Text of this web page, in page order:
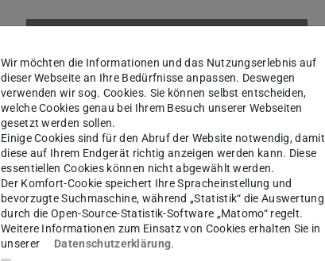
PROTECT
Wir möchten die Informationen und das Nutzungserlebnis auf
dieser Webseite an Ihre Bedürfnisse anpassen. Deswegen
verwenden wir sog. Cookies. Sie können selbst entscheiden,
welche Cookies genau bei Ihrem Besuch unserer Webseiten
gesetzt werden sollen.
Einige Cookies sind für den Abruf der Website notwendig, damit
diese auf Ihrem Endgerät richtig anzeigen werden kann. Diese
essentiellen Cookies können nicht abgewählt werden.
Der Komfort-Cookie speichert Ihre Spracheinstellung und
bevorzugte Suchmaschine, während „Statistik“ die Auswertung
durch die Open-Source-Statistik-Software „Matomo“ regelt.
Weitere Informationen zum Einsatz von Cookies erhalten Sie in
unserer
Datenschutzerklärung.